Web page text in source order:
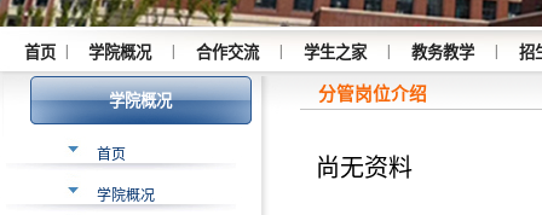
首页 学院概况 合作交流 学生之家 教务教学 招
学院概况
首页
学院概况
分管岗位介绍
尚无资料